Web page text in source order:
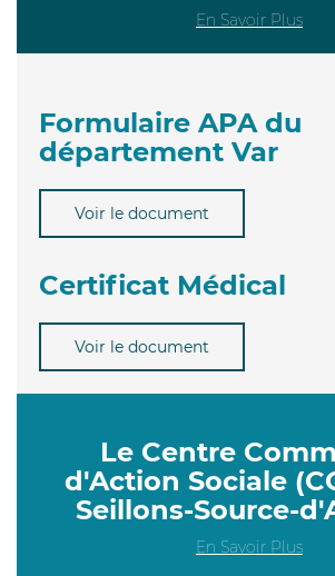
En Savoir Plus
Formulaire APA du
département Var
Voir le document
Certificat Médical
Voir le document
Le Centre
d'Action Sociale
Seillons-Source-
En Savoir Plus